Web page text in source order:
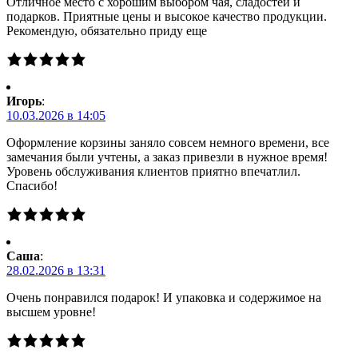
подарков. Приятные цены и высокое качество продукции.
Рекомендую, обязательно приду еще
Игорь:
10.03.2026 в 14:05
Оформление корзины заняло совсем немного времени, все
замечания были учтены, а заказ привезли в нужное время!
Уровень обслуживания клиентов приятно впечатлил.
Спасибо!
Саша:
28.02.2026 в 13:31
Очень понравился подарок! И упаковка и содержимое на
высшем уровне!